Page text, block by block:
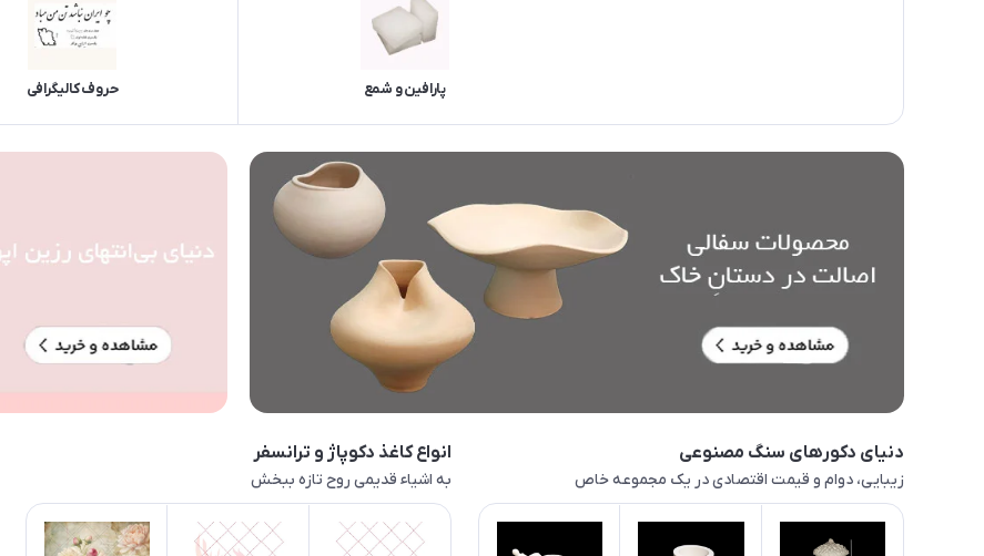
پارافین و شمع حروف کالیگرافی
دنیای دکورهای سنگ مصنوعی
زیبایی، دوام و قیمت اقتصادی در یک مجموعه خاص
انواع کاغذ دکوپاژ و ترانسفر
به اشیاء قدیمی روح تازه ببخش